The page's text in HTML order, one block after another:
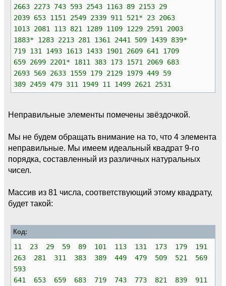
2663 2273 743 593 2543 1163 89 2153 29
2039 653 1151 2549 2339 911 521* 23 2063
1013 2081 113 821 1289 1109 1229 2591 2003
1883* 1283 2213 281 1361 2441 509 1439 839*
719 131 1493 1613 1433 1901 2609 641 1709
659 2699 2201* 1811 383 173 1571 2069 683
2693 569 2633 1559 179 2129 1979 449 59
389 2459 479 311 1949 11 1499 2621 2531
Неправильные элементы помечены звёздочкой.
Мы не будем обращать внимание на то, что 4 элемента
неправильные. Мы имеем идеальный квадрат 9-го
порядка, составленный из различных натуральных
чисел.
Массив из 81 числа, соответствующий этому квадрату,
будет такой:
Код:
11 23 29 59 89 101 113 131 173 179 191
263 281 311 383 389 449 479 509 521 569
593
641 653 659 683 719 743 773 821 839 911